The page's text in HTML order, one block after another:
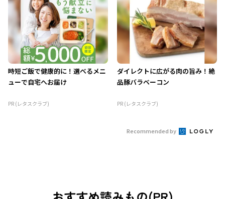
時短ご飯で健康的に！選べるメニ
ューで自宅へお届け
PR (レタスクラブ)
ダイレクトに広がる肉の旨み！絶
品豚バラベーコン
PR (レタスクラブ)
Recommended by